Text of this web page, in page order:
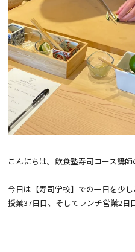
こんにちは。飲食塾寿司コース講師
今日は【寿司学校】での一日を少し
授業37日目、そしてランチ営業2日